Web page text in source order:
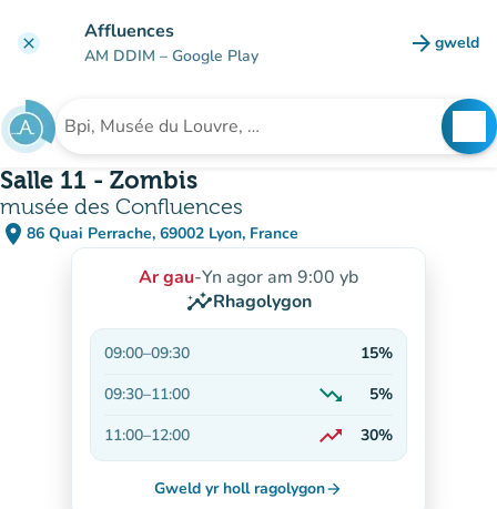
clear Affluences
AM DDIM – Google Play arrow_forward gweld
(tab
Chwilio am sefydliad
Salle 11 - Zombis
musée des Confluences
place 86 Quai Perrache, 69002 Lyon, France
(agor yn Google Maps)
(tab newydd)
Ar gau-Yn agor am 9:00 yb
insightsRhagolygon
09:00–09:30
15%
09:30–11:00 trending_down
5%
11:00–12:00 trending_up
Ar gynnydd
30%
Gweld yr holl ragolygonarrow_forward